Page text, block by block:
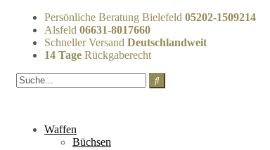
Persönliche Beratung Bielefeld 05202-1509214
Alsfeld 06631-8017660
Schneller Versand Deutschlandweit
14 Tage Rückgaberecht
Waffen
Büchsen